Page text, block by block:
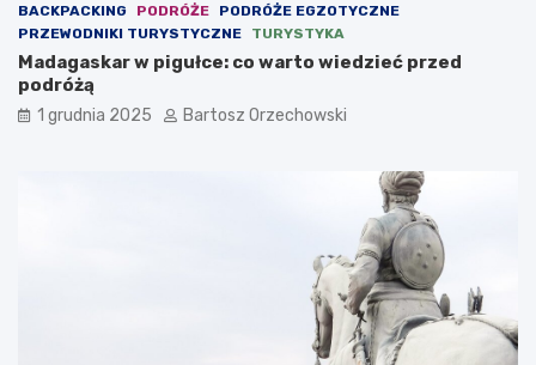
BACKPACKING PODRÓŻE
PODRÓŻE EGZOTYCZNE
PRZEWODNIKI TURYSTYCZNE
TURYSTYKA
Madagaskar w pigułce: co warto wiedzieć przed
podróżą
1 grudnia 2025 Bartosz Orzechowski